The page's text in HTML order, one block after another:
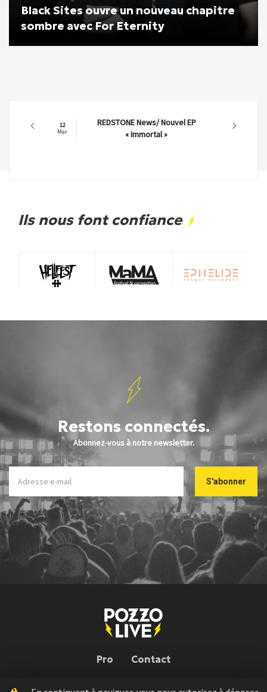
Black Sites ouvre un nouveau chapitre
sombre avec For Eternity
12
Mar
REDSTONE News/ Nouvel EP
« Immortal »
Ils nous font confiance
Restons connectés.
Abonnez-vous à notre newsletter.
Pro Contact